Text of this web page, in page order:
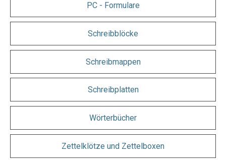
PC - Formulare
Schreibblöcke
Schreibmappen
Schreibplatten
Wörterbücher
Zettelklötze und Zettelboxen